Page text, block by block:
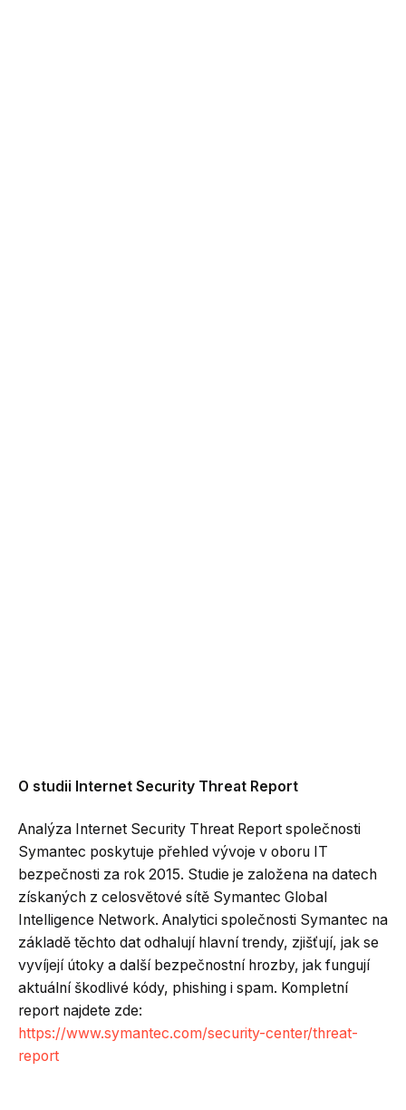
O studii Internet Security Threat Report
Analýza Internet Security Threat Report společnosti
Symantec poskytuje přehled vývoje v oboru IT
bezpečnosti za rok 2015. Studie je založena na datech
získaných z celosvětové sítě Symantec Global
Intelligence Network. Analytici společnosti Symantec na
základě těchto dat odhalují hlavní trendy, zjišťují, jak se
vyvíjejí útoky a další bezpečnostní hrozby, jak fungují
aktuální škodlivé kódy, phishing i spam. Kompletní
report najdete zde:
https://www.symantec.com/security-center/threat-
report